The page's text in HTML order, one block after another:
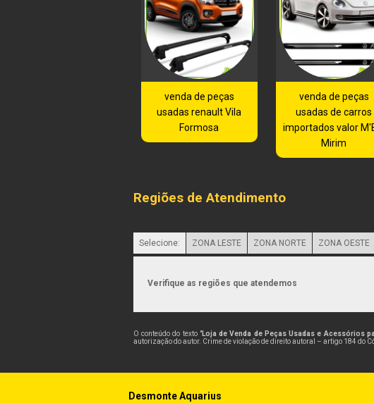
venda de peças
usadas renault Vila
Formosa
venda de peças
usadas de carros
importados valor
Mirim
Regiões de Atendimento
Selecione: ZONA LESTE ZONA NORTE ZONA OESTE
Verifique as regiões que atendemos
O conteúdo do texto "Loja de Venda de Peças Usadas e Acessórios
autorização do autor. Crime de violação de direito autoral – artigo 184 do
Desmonte Aquarius